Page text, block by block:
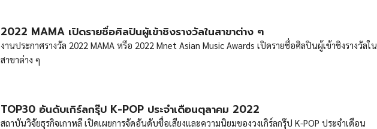
2022 MAMA เปิดรายชื่อศิลปินผู้เข้าชิงรางวัลในสาขาต่าง ๆ
งานประกาศรางวัล 2022 MAMA หรือ 2022 Mnet Asian Music Awards เปิดรายชื่อศิลปินผู้เข้าชิงรางวัลใน
สาขาต่าง ๆ
TOP30 อันดับเกิร์ลกรุ๊ป K-POP ประจำเดือนตุลาคม 2022
สถาบันวิจัยธุรกิจเกาหลี เปิดเผยการจัดอันดับชื่อเสียงและความนิยมของวงเกิร์ลกรุ๊ป K-POP ประจำเดือน